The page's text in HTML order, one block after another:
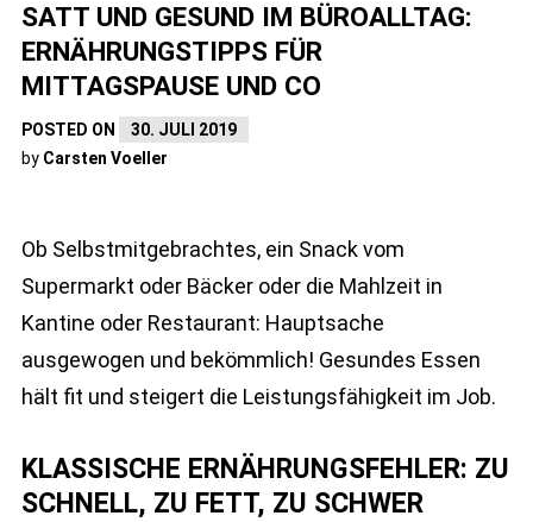
SATT UND GESUND IM BÜROALLTAG:
ERNÄHRUNGSTIPPS FÜR
MITTAGSPAUSE UND CO
POSTED ON
30. JULI 2019
by Carsten Voeller
Ob Selbstmitgebrachtes, ein Snack vom
Supermarkt oder Bäcker oder die Mahlzeit in
Kantine oder Restaurant: Hauptsache
ausgewogen und bekömmlich! Gesundes Essen
hält fit und steigert die Leistungsfähigkeit im Job.
KLASSISCHE ERNÄHRUNGSFEHLER: ZU
SCHNELL, ZU FETT, ZU SCHWER